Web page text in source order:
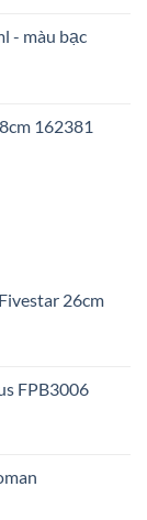
- màu bạc
162381
26cm
FPB3006
₫.